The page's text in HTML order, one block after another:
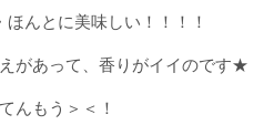
んとに美味しい！！！！
があって、香りがイイのです★
んもう＞＜！